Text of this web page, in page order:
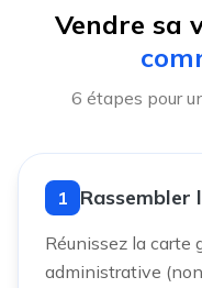
Vendre sa
6 étapes pour
1 Rassembler
Réunissez la carte
administrative